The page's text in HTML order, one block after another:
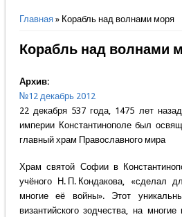
Вы здесь
Главная» Корабль над волнами моря
Корабль над волнами
Архив:
№12 декабрь 2012
22 декабря 537 года, 1475 лет
империи Константинополе был
главный храм Православного мира
Храм святой Софии в
учёного Н. П. Кондакова, «сделал
многие её войны». Этот
византийского зодчества, на